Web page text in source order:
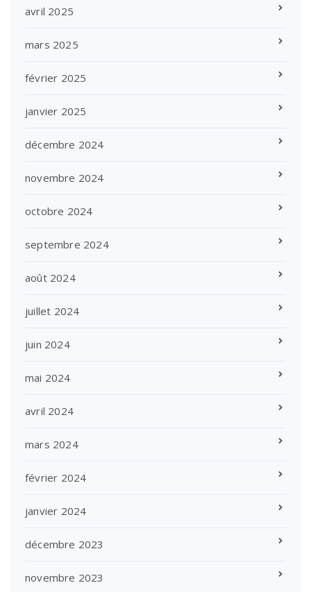
avril 2025
mars 2025
février 2025
janvier 2025
décembre 2024
novembre 2024
octobre 2024
septembre 2024
août 2024
juillet 2024
juin 2024
mai 2024
avril 2024
mars 2024
février 2024
janvier 2024
décembre 2023
novembre 2023